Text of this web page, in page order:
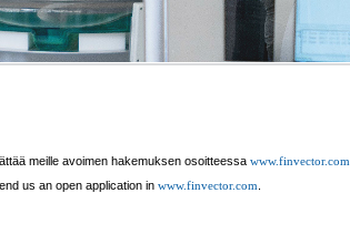
meille avoimen hakemuksen osoitteessa www.finvector.com
us an open application in www.finvector.com